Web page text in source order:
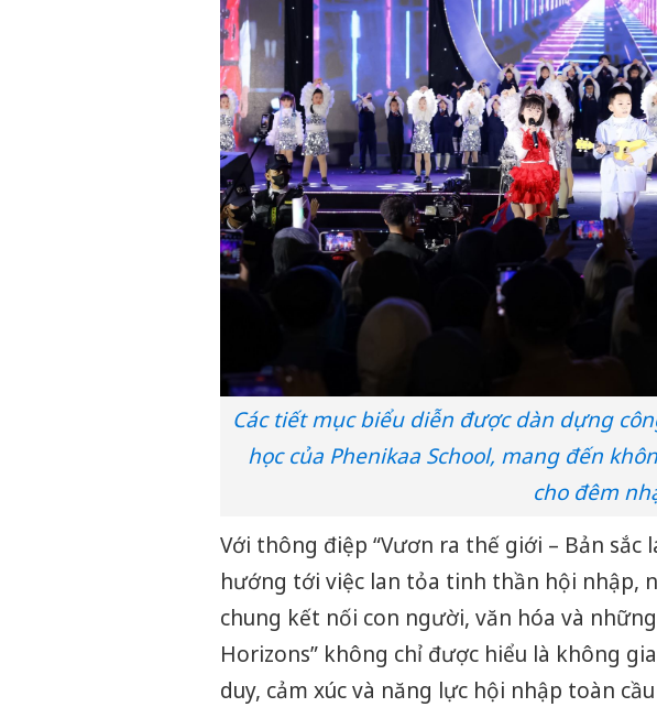
Các tiết mục biểu diễn được dàn dựng
học của Phenikaa School, mang đến
cho đêm
Với thông điệp “Vươn ra thế giới – Bản sắc
hướng tới việc lan tỏa tinh thần hội nhập,
chung kết nối con người, văn hóa và
Horizons” không chỉ được hiểu là không
duy, cảm xúc và năng lực hội nhập toàn